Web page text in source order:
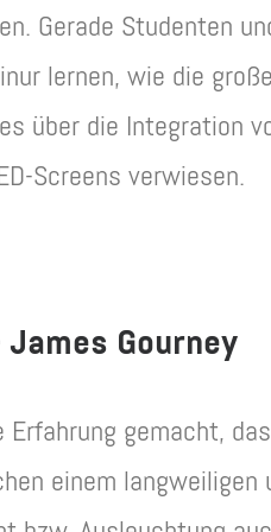
Gerade Studenten
lernen, wie die
über die Integration
Screens verwiesen.
Gourney
gemacht,
einem